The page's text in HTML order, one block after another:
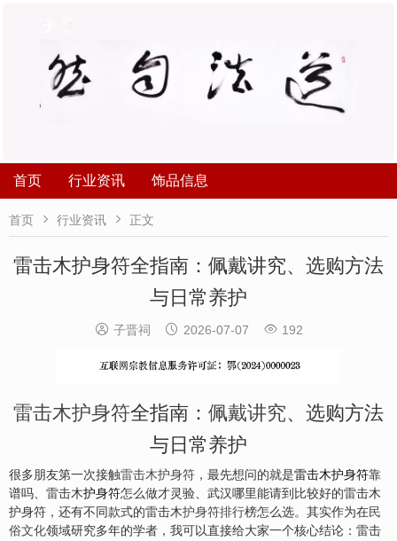
首页 行业资讯 饰品信息
首页  行业资讯  正文
​雷击木护身符全指南：佩戴讲究、选购方法
与日常养护
 子晋祠  2026-07-07  192
雷击木护身符全指南： 佩戴讲究、选购方法
与日常养护
很多朋友第一次接触雷击木护身符 ，最先想问的就是雷击木护身符靠
谱吗、雷击木护身符怎么做才灵验、武汉哪里能请到比较好的雷击木
护身符，还有不同款式的雷击木护身符排行榜怎么选。其实作为在民
俗文化领域研究多年的学者，我可以直接给大家一个核心结论：雷击